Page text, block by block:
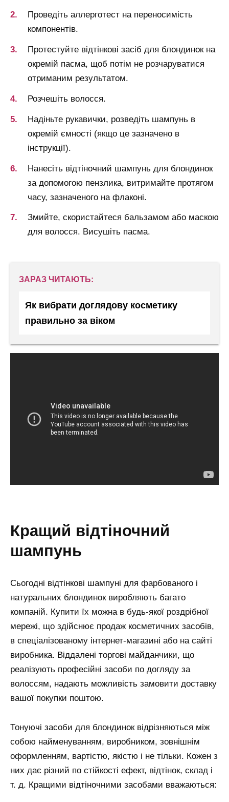
Проведіть аллерготест на переносимість
компонентів.
Протестуйте відтінкові засіб для блондинок на
окремій пасма, щоб потім не розчаруватися
отриманим результатом.
Розчешіть волосся.
Надіньте рукавички, розведіть шампунь в
окремій ємності (якщо це зазначено в
інструкції).
Нанесіть відтіночний шампунь для блондинок
за допомогою пензлика, витримайте протягом
часу, зазначеного на флаконі.
Змийте, скористайтеся бальзамом або маскою
для волосся. Висушіть пасма.
ЗАРАЗ ЧИТАЮТЬ:
Як вибрати доглядову косметику
правильно за віком
кращий відтіночний
шампунь
Сьогодні відтінкові шампуні для фарбованого і
натуральних блондинок виробляють багато
компаній. Купити їх можна в будь-якої роздрібної
мережі, що здійснює продаж косметичних засобів,
в спеціалізованому інтернет-магазині або на сайті
виробника. Віддалені торгові майданчики, що
реалізують професійні засоби по догляду за
волоссям, надають можливість замовити доставку
вашої покупки поштою.
Тонуючі засоби для блондинок відрізняються між
собою найменуванням, виробником, зовнішнім
оформленням, вартістю, якістю і не тільки. Кожен з
них дає різний по стійкості ефект, відтінок, склад і
т. д. Кращими відтіночними засобами вважаються: